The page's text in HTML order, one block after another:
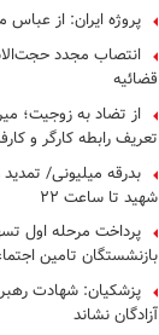
پروژه ایران: از عباس
انتصاب مجدد
قضائیه
از تضاد به زوجیت؛
تعریف رابطه کارگر و
بدرقه میلیونی/ تمدید
شهید تا ساعت ۲۲
بازنشستگان تامین
پزشکیان: شهادت
آزادگان نشاند